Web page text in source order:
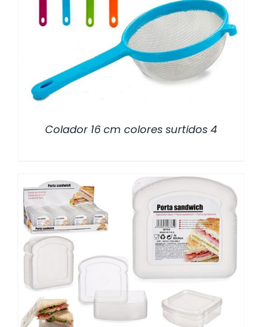
/ DETALLES
Colador 16 cm colores surtidos 4
/ DETALLES